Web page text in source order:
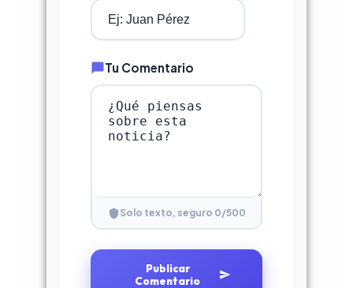
Tu Comentario
Solo texto, seguro 0/500
Publicar
Comentario